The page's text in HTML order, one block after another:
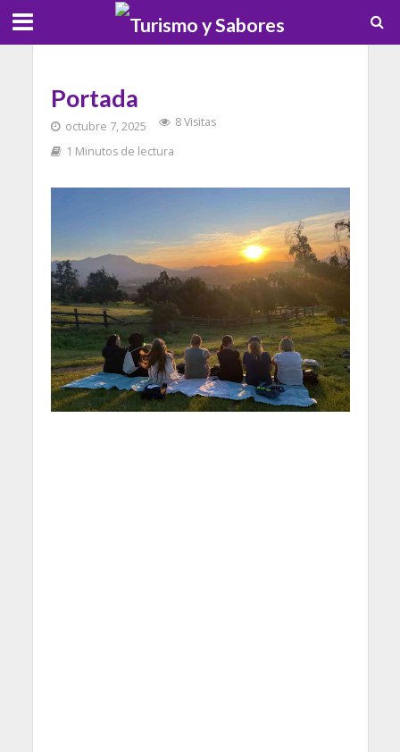
Portada
octubre 7, 2025
8 Visitas
1 Minutos de lectura